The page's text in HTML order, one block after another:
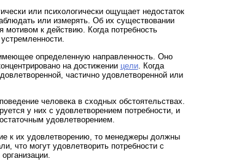
или психологически ощущает недостаток
или измерять. Об их существовании
к действию. Когда потребность
определенную направленность. Оно
на достижении цели. Когда
частично удовлетворенной или
человека в сходных обстоятельствах.
у них с удовлетворением потребности, и
удовлетворением.
к их удовлетворению, то менеджеры должны
что могут удовлетворить потребности с